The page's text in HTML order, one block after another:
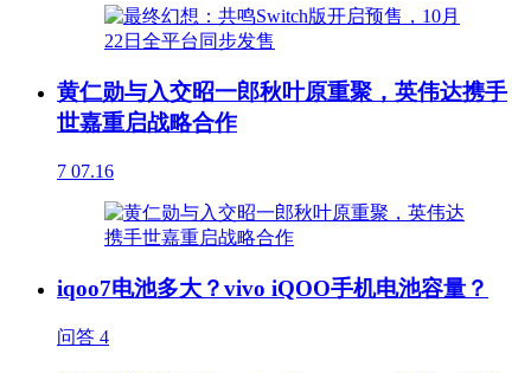
黄仁勋与入交昭一郎秋叶原重聚，英伟达携手
世嘉重启战略合作
7 07.16
iqoo7电池多大？vivo iQOO手机电池容量？
问答 4